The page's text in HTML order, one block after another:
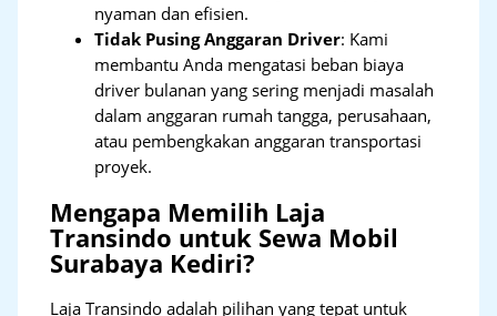
nyaman dan efisien.
Tidak Pusing Anggaran Driver: Kami
membantu Anda mengatasi beban biaya
driver bulanan yang sering menjadi masalah
dalam anggaran rumah tangga, perusahaan,
atau pembengkakan anggaran transportasi
proyek.
Mengapa Memilih Laja
Transindo untuk Sewa Mobil
Surabaya Kediri?
Laja Transindo adalah pilihan yang tepat untuk